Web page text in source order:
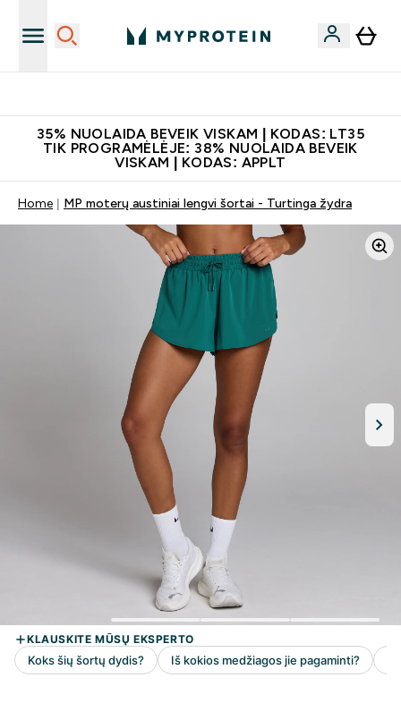
35% NUOLAIDA BEVEIK VISKAM | KODAS: LT35
TIK PROGRAMĖLĖJE: 38% NUOLAIDA BEVEIK
VISKAM | KODAS: APPLT
Home MP moterų austiniai lengvi šortai - Turtinga žydra